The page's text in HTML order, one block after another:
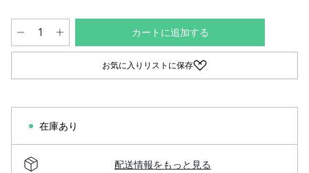
カートに追加する
お気に入りリストに保存
在庫あり
配送情報をもっと見る